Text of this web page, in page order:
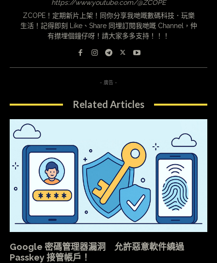
https://www.youtube.com/@ZCOPE
ZCOPE！定期新片上架！同你分享我哋嘅數碼科技．玩樂
生活！記得即刻 Like、Share 同埋訂閱我哋嘅 Channel，仲
有㩒埋個鐘仔呀！請大家多多支持！！！
- 廣告 -
Related Articles
Google 密碼管理器漏洞 允許惡意軟件繞過
Passkey 接管帳戶！